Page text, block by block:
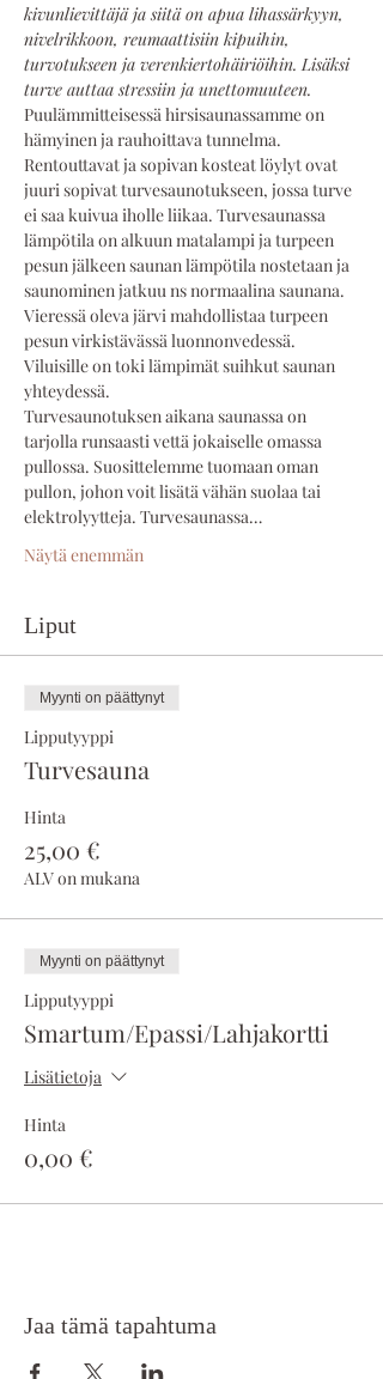
kivunlievittäjä ja siitä on apua lihassärkyyn,
nivelrikkoon, reumaattisiin kipuihin,
turvotukseen ja verenkiertohäiriöihin. Lisäksi
turve auttaa stressiin ja unettomuuteen.
Puulämmitteisessä hirsisaunassamme on
hämyinen ja rauhoittava tunnelma.
Rentouttavat ja sopivan kosteat löylyt ovat
juuri sopivat turvesaunotukseen, jossa turve
ei saa kuivua iholle liikaa. Turvesaunassa
lämpötila on alkuun matalampi ja turpeen
pesun jälkeen saunan lämpötila nostetaan ja
saunominen jatkuu ns normaalina saunana.
Vieressä oleva järvi mahdollistaa turpeen
pesun virkistävässä luonnonvedessä.
Viluisille on toki lämpimät suihkut saunan
yhteydessä.
Turvesaunotuksen aikana saunassa on
tarjolla runsaasti vettä jokaiselle omassa
pullossa. Suosittelemme tuomaan oman
pullon, johon voit lisätä vähän suolaa tai
elektrolyytteja. Turvesaunassa…
Näytä enemmän
Liput
Myynti on päättynyt
Lipputyyppi
Turvesauna
Hinta
25,00 €
ALV on mukana
Myynti on päättynyt
Lipputyyppi
Smartum/Epassi/Lahjakortti
Lisätietoja
Hinta
0,00 €
Jaa tämä tapahtuma